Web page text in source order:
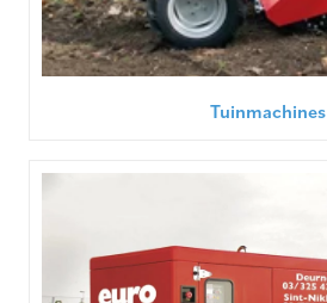
Tuinmachines